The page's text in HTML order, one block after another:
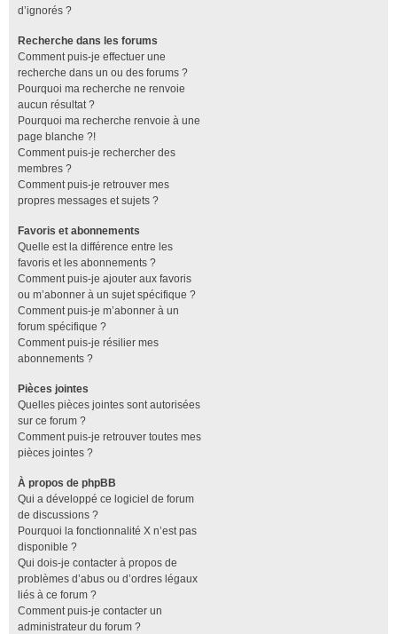
d’ignorés ?
Recherche dans les forums
Comment puis-je effectuer une
recherche dans un ou des forums ?
Pourquoi ma recherche ne renvoie
aucun résultat ?
Pourquoi ma recherche renvoie à une
page blanche ?!
Comment puis-je rechercher des
membres ?
Comment puis-je retrouver mes
propres messages et sujets ?
Favoris et abonnements
Quelle est la différence entre les
favoris et les abonnements ?
Comment puis-je ajouter aux favoris
ou m’abonner à un sujet spécifique ?
Comment puis-je m’abonner à un
forum spécifique ?
Comment puis-je résilier mes
abonnements ?
Pièces jointes
Quelles pièces jointes sont autorisées
sur ce forum ?
Comment puis-je retrouver toutes mes
pièces jointes ?
À propos de phpBB
Qui a développé ce logiciel de forum
de discussions ?
Pourquoi la fonctionnalité X n’est pas
disponible ?
Qui dois-je contacter à propos de
problèmes d’abus ou d’ordres légaux
liés à ce forum ?
Comment puis-je contacter un
administrateur du forum ?